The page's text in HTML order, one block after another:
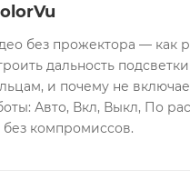
без прожектора — как
дальность
и почему не
Авто, Вкл, Выкл, По
без компромиссов.